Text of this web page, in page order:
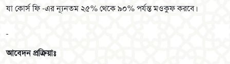
যা কোর্স ফি -এর ন্যূনতম ২৫% থেকে ৯০% পর্যন্ত মওকুফ করবে।
আবেদন প্রক্রিয়াঃ